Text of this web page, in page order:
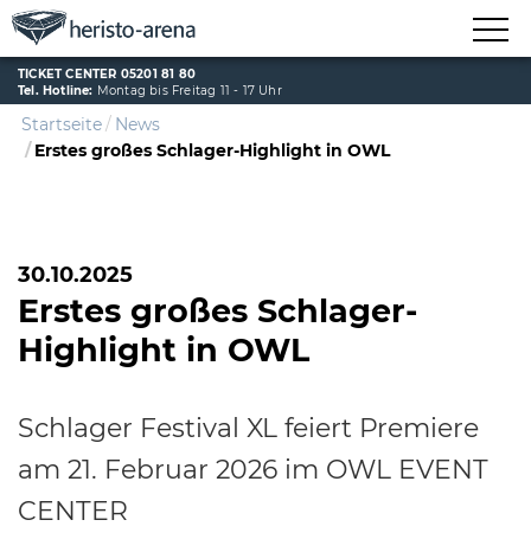
TICKET CENTER 05201 81 80
Tel. Hotline: Montag bis Freitag 11 - 17 Uhr
Startseite
News
Erstes großes Schlager-Highlight in OWL
30.10.2025
Erstes großes Schlager-
Highlight in OWL
Schlager Festival XL feiert Premiere
am 21. Februar 2026 im OWL EVENT
CENTER